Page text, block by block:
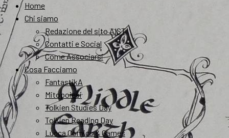
Home
Chi siamo
Redazione del sito AIST
Contatti e Social
Come Associarsi
Cosa Facciamo
FantastikA
Mitopoiesi
Tolkien Studies Day
Tolkien Reading Day
Lucca Comics & Games